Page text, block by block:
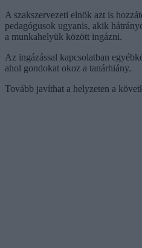
A szakszervezeti elnök azt is
pedagógusok ugyanis, akik
a munkahelyük között ingázni.
Az ingázással kapcsolatban
ahol gondokat okoz a tanárhiány.
Tovább javíthat a helyzeten a